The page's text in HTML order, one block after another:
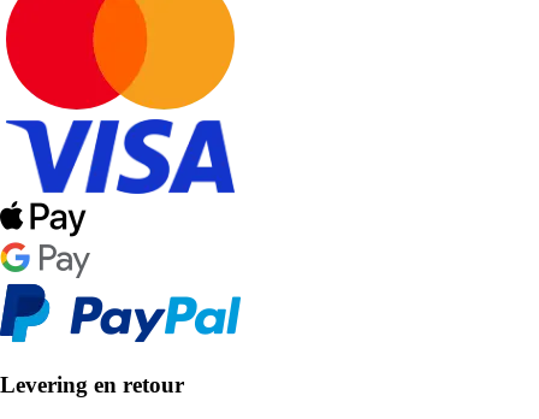
Levering en retour